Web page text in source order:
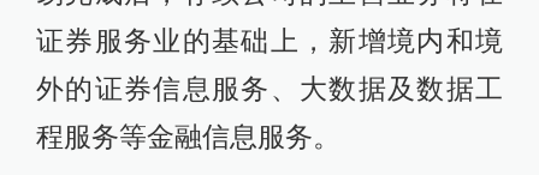
证券服务业的基础上，新增境内和境
外的证券信息服务、大数据及数据工
程服务等金融信息服务。